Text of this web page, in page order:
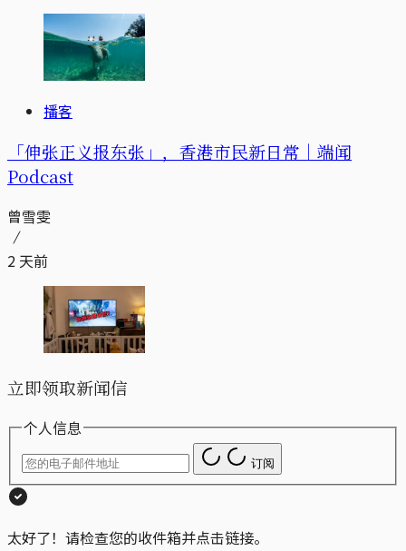
播客
「伸张正义报东张」，香港市民新日常｜端闻
Podcast
曾雪雯
2 天前
立即领取新闻信
个人信息
订阅
太好了！请检查您的收件箱并点击链接。